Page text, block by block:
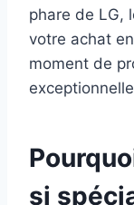
phare de LG,
votre achat
moment de
si